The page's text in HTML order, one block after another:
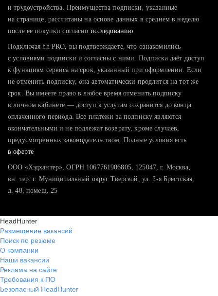
тратите много времени на поиск и вручную поднимаете
хотите сравнить себя с конкурентами и оценить шансы
и трудоустройства. Преимущества подписки, указанные
на странице, рассчитаны на основе данных в среднем в неделю
после её покупки согласно исследованию
Подключая hh PRO, вы подтверждаете, что ознакомились
с условиями подписки и согласны с ними. Подписка даёт доступ
к функциям сервиса на срок, указанный при оформлении. Если
не отменить подписку, она автоматически продлится на тот же
срок. Вы имеете право в любое время отменить подписку
в личном кабинете — доступ к услугам сохранится до конца
оплаченного периода. Все платежи за подписку являются
окончательными и не подлежат возврату, кроме случаев,
предусмотренных законодательством. Полные условия есть
в оферте
ООО «Хэдхантер», ОГРН 1067761906805, 125047, г. Москва,
вн. тер. г. Муниципальный округ Тверской, ул. 2-я Брестская,
д. 48, помещ. 25
HeadHunter
Размещение вакансий
Поиск по резюме
О компании
Наши вакансии
Реклама на сайте
Требования к ПО
Безопасный HeadHunter